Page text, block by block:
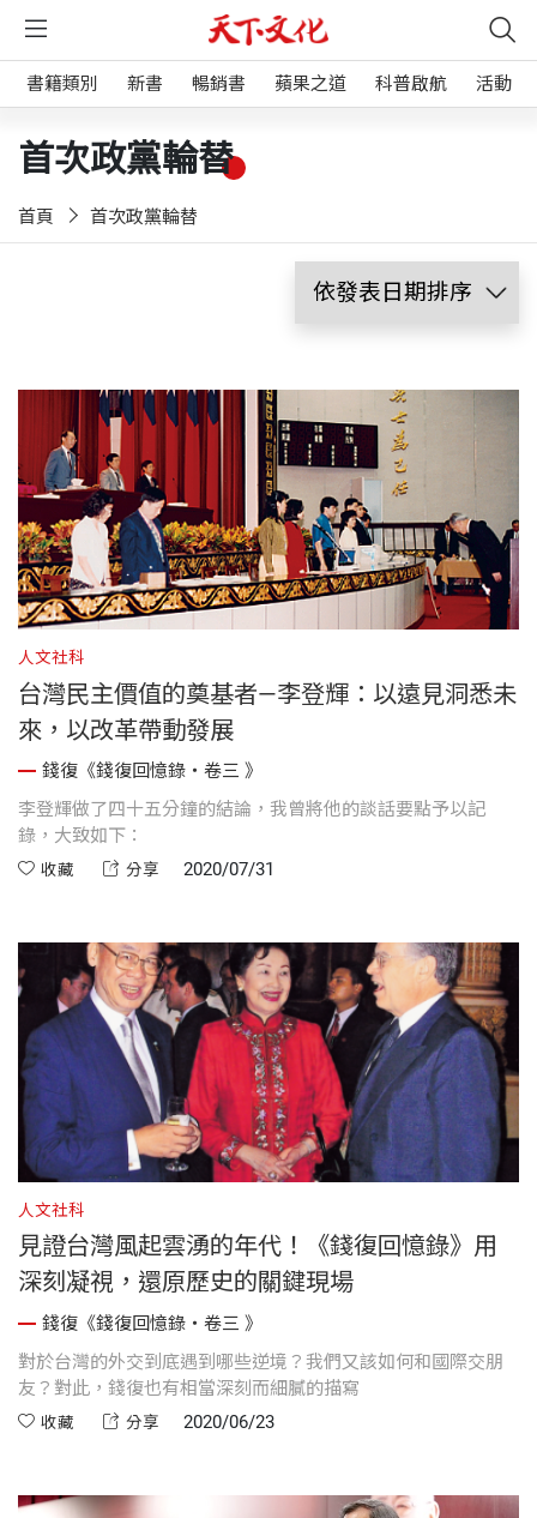
書籍類別 新書 暢銷書 蘋果之道 科普啟航 活動
首次政黨輪替
首頁 首次政黨輪替
人文社科
台灣民主價值的奠基者—李登輝：以遠見洞悉未
來，以改革帶動發展
錢復《錢復回憶錄・卷三 》
李登輝做了四十五分鐘的結論，我曾將他的談話要點予以記
錄，大致如下：
收藏 分享 2020/07/31
人文社科
見證台灣風起雲湧的年代！《錢復回憶錄》用
深刻凝視，還原歷史的關鍵現場
錢復《錢復回憶錄・卷三 》
對於台灣的外交到底遇到哪些逆境？我們又該如何和國際交朋
友？對此，錢復也有相當深刻而細膩的描寫
收藏 分享 2020/06/23